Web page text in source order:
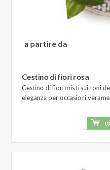
a partire da
Cestino di fiori rosa
Cestino di fiori misti sui toni
eleganza per occasioni